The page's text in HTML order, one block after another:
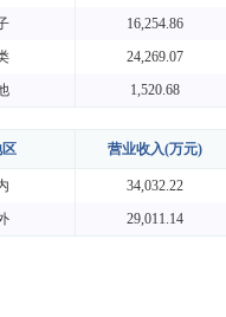
16,254.86
24,269.07
1,520.68
营业收入(万元)
34,032.22
29,011.14